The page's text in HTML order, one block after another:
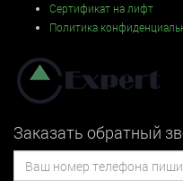
Сертификат на лифт
Политика
Заказать обратный